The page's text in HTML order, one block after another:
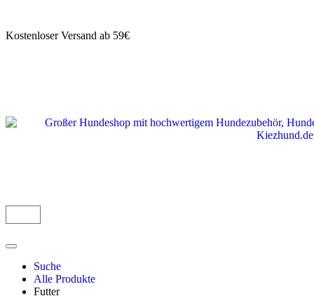
Kostenloser Versand ab 59€
Suche
Alle Produkte
Futter